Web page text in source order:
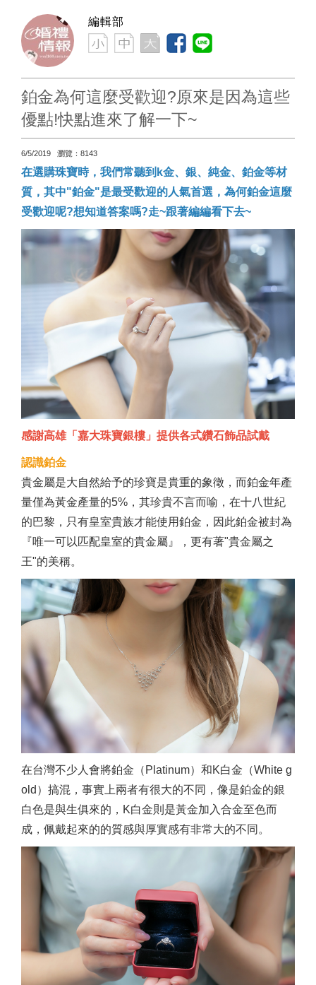
編輯部
鉑金為何這麼受歡迎?原來是因為這些
優點!快點進來了解一下~
6/5/2019 瀏覽：8143
在選購珠寶時，我們常聽到k金、銀、純金、鉑金等材
質，其中"鉑金"是最受歡迎的人氣首選，為何鉑金這麼
受歡迎呢?想知道答案嗎?走~跟著編編看下去~
感謝高雄「嘉大珠寶銀樓」提供各式鑽石飾品試戴
認識鉑金
貴金屬是大自然給予的珍寶是貴重的象徵，而鉑金年產
量僅為黃金產量的5%，其珍貴不言而喻，在十八世紀
的巴黎，只有皇室貴族才能使用鉑金，因此鉑金被封為
『唯一可以匹配皇室的貴金屬』，更有著"貴金屬之
王"的美稱。
在台灣不少人會將鉑金（Platinum）和K白金（White g
old）搞混，事實上兩者有很大的不同，像是鉑金的銀
白色是與生俱來的，K白金則是黃金加入合金至色而
成，佩戴起來的的質感與厚實感有非常大的不同。